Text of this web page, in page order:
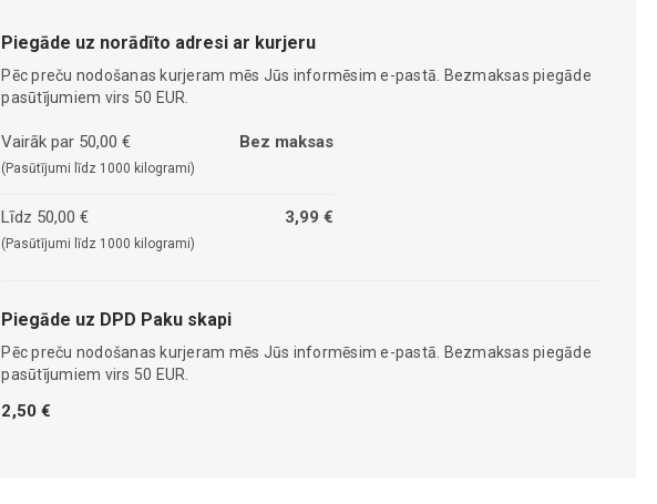
Piegāde uz norādīto adresi ar kurjeru
Pēc preču nodošanas kurjeram mēs Jūs informēsim e-pastā. Bezmaksas piegāde
pasūtījumiem virs 50 EUR.
Vairāk par 50,00 €
(Pasūtījumi līdz 1000 kilogrami)
Bez maksas
Līdz 50,00 €
(Pasūtījumi līdz 1000 kilogrami)
3,99 €
Piegāde uz DPD Paku skapi
Pēc preču nodošanas kurjeram mēs Jūs informēsim e-pastā. Bezmaksas piegāde
pasūtījumiem virs 50 EUR.
2,50 €